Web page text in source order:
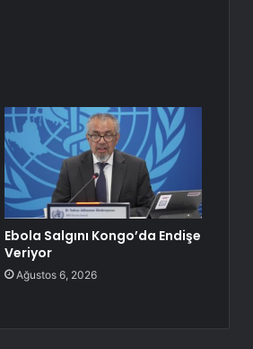
Ebola Salgını Kongo’da Endişe
Veriyor
Ağustos 6, 2026